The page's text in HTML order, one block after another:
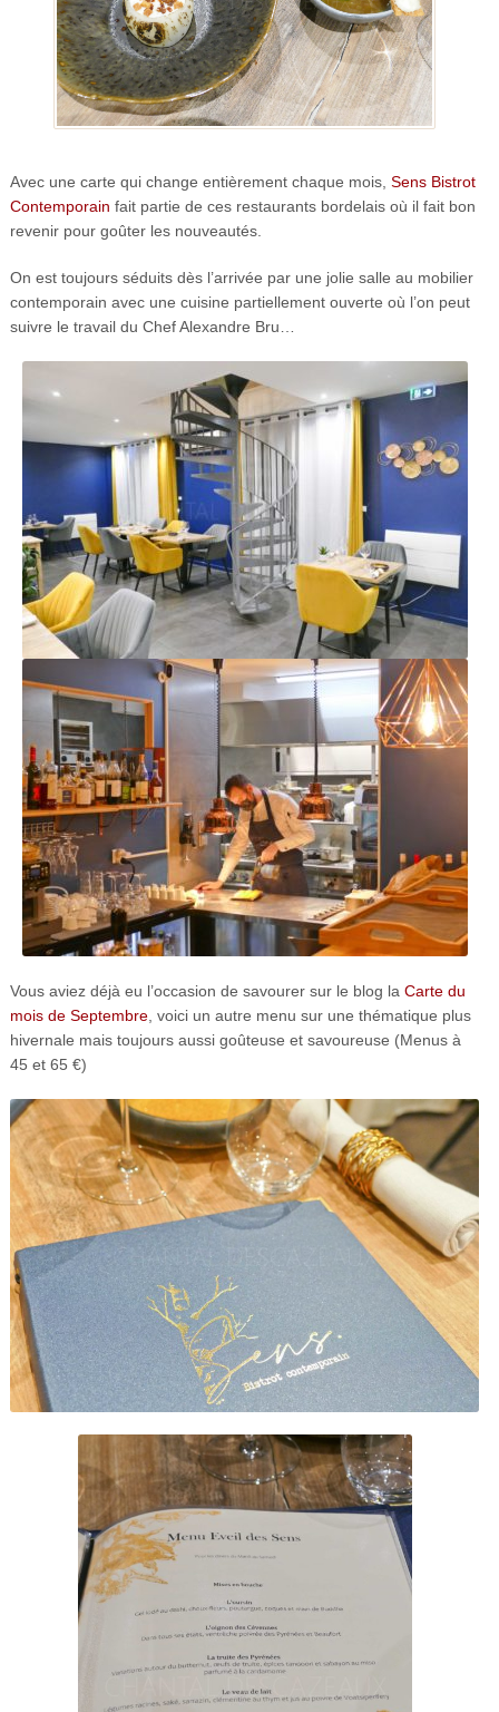
Avec une carte qui change entièrement chaque mois, Sens Bistrot
Contemporain fait partie de ces restaurants bordelais où il fait bon
revenir pour goûter les nouveautés.
On est toujours séduits dès l’arrivée par une jolie salle au mobilier
contemporain avec une cuisine partiellement ouverte où l’on peut
suivre le travail du Chef Alexandre Bru…
Vous aviez déjà eu l’occasion de savourer sur le blog la Carte du
mois de Septembre, voici un autre menu sur une thématique plus
hivernale mais toujours aussi goûteuse et savoureuse (Menus à
45 et 65 €)